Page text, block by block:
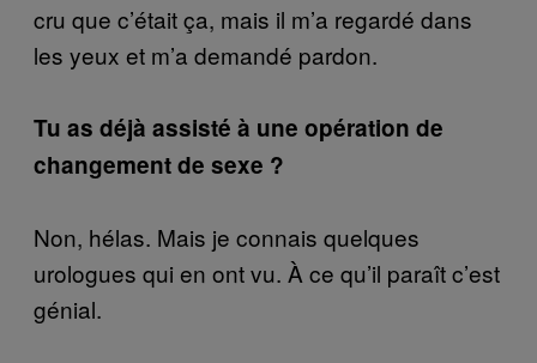
cru que c’était ça, mais il m’a regardé dans
les yeux et m’a demandé pardon.
Tu as déjà assisté à une opération de
changement de sexe ?
Non, hélas. Mais je connais quelques
urologues qui en ont vu. À ce qu’il paraît c’est
génial.